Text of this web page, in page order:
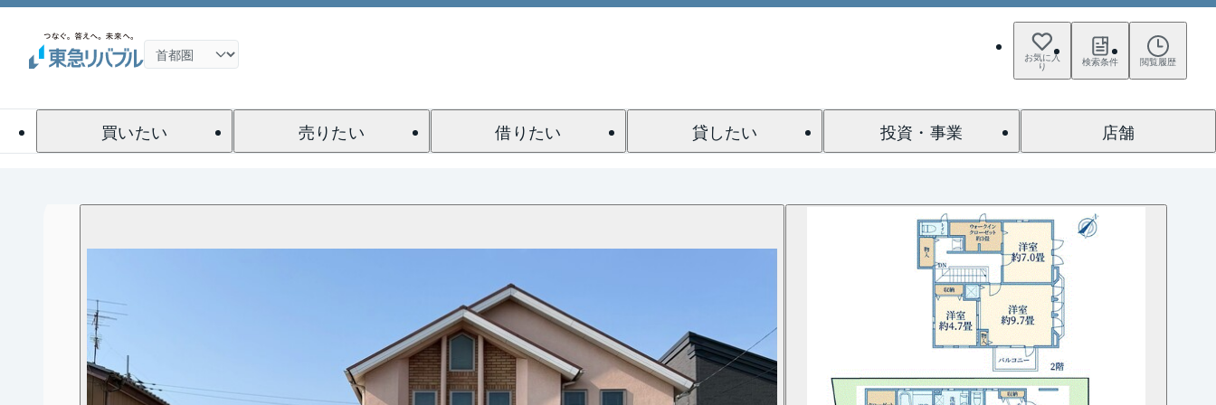
お気に入
り 検索条件 閲覧履歴
買いたい 売りたい 借りたい 貸したい 投資・事業 店舗